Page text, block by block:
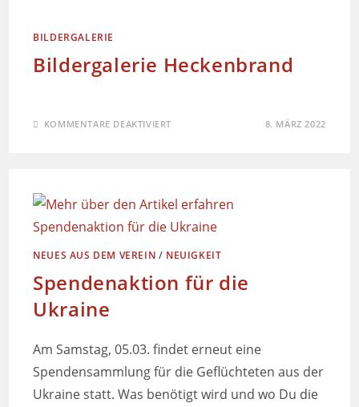
BILDERGALERIE
Bildergalerie Heckenbrand
KOMMENTARE DEAKTIVIERT 8. MÄRZ 2022
NEUES AUS DEM VEREIN / NEUIGKEIT
Spendenaktion für die
Ukraine
Am Samstag, 05.03. findet erneut eine
Spendensammlung für die Geflüchteten aus der
Ukraine statt. Was benötigt wird und wo Du die